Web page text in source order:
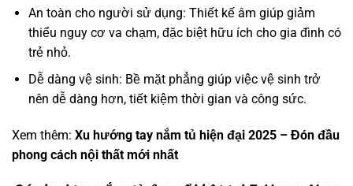
An toàn cho người sử dụng: Thiết kế âm giúp giảm
thiểu nguy cơ va chạm, đặc biệt hữu ích cho gia đình có
trẻ nhỏ.
Dễ dàng vệ sinh: Bề mặt phẳng giúp việc vệ sinh trở
nên dễ dàng hơn, tiết kiệm thời gian và công sức.
Xem thêm: Xu hướng tay nắm tủ hiện đại 2025 – Đón đầu
phong cách nội thất mới nhất